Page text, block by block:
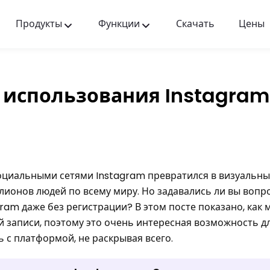
Продукты
FlashGet Finder
Функции Скачать Цены
сетями Instagram превратился в
людей по всему миру. Но задавались ли вы
даже без регистрации? В этом посте показано, как
поэтому это очень интересная возможность
платформой, не раскрывая всего.